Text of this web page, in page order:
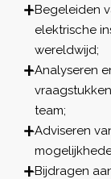
Begeleiden
elektrische
wereldwijd;
Analyseren
team;
Adviseren
Bijdragen